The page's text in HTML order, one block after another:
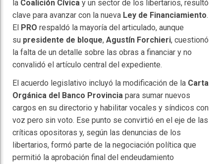
la Coalición Cívica y un sector de los libertarios, resultó
clave para avanzar con la nueva Ley de Financiamiento.
El PRO respaldó la mayoría del articulado, aunque
su presidente de bloque, Agustín Forchieri, cuestionó
la falta de un detalle sobre las obras a financiar y no
convalidó el artículo central del expediente.
El acuerdo legislativo incluyó la modificación de la Carta
Orgánica del Banco Provincia para sumar nuevos
cargos en su directorio y habilitar vocales y síndicos con
voz pero sin voto. Ese punto se convirtió en el eje de las
críticas opositoras y, según las denuncias de los
libertarios, formó parte de la negociación política que
permitió la aprobación final del endeudamiento